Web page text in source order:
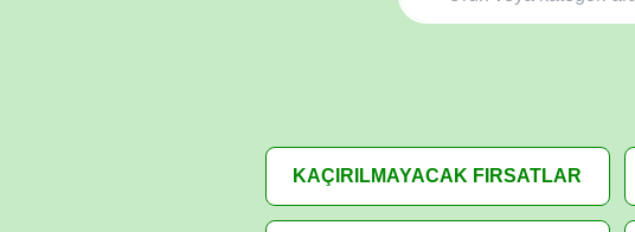
KAÇIRILMAYACAK FIRSATLAR